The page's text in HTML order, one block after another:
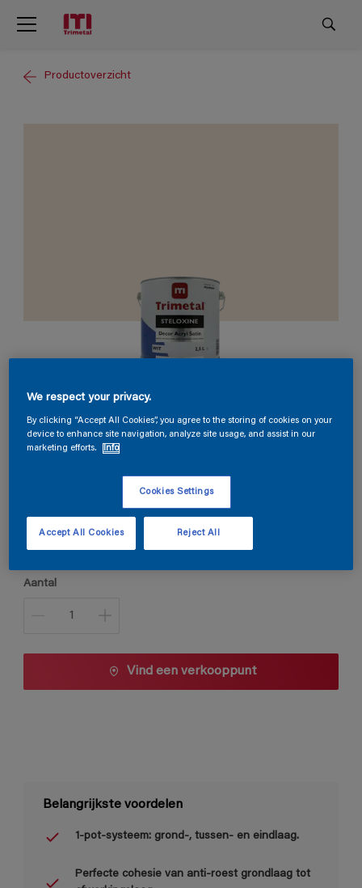
Productoverzicht
Steloxine Decor Acryl Satin
E9.04.85
Verpakkingsgrootte
1 L
Aantal
Vind een verkooppunt
Belangrijkste voordelen
1-pot-systeem: grond-, tussen- en eindlaag.
Perfecte cohesie van anti-roest grondlaag tot
We respect your privacy.
By clicking “Accept All Cookies”, you agree to the storing of cookies on your
device to enhance site navigation, analyze site usage, and assist in our
marketing efforts.
Info
Cookies Settings
Reject All
Accept All Cookies